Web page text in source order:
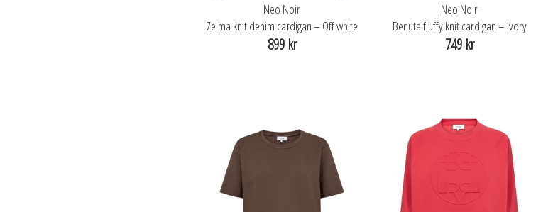
Neo Noir
Zelma knit denim cardigan – Off white
899 kr
Neo Noir
Benuta fluffy knit cardigan – Ivory
749 kr